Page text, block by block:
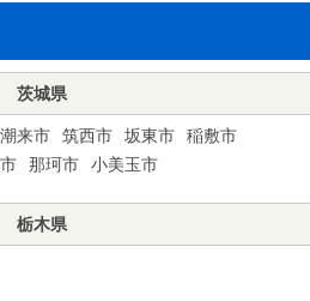
茨城県
潮来市 筑西市 坂東市
稲敷市
那珂市 小美玉市
栃木県